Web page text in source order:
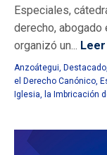
Especiales,
derecho,
organizó un...
Anzoátegui, Destacado,
el Derecho Canónico,
Iglesia, la Imbricación